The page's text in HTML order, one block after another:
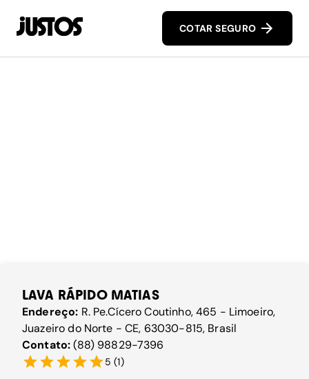
COTAR SEGURO
LAVA RÁPIDO MATIAS
Endereço: R. Pe.Cícero Coutinho, 465 - Limoeiro,
Juazeiro do Norte - CE, 63030-815, Brasil
Contato:(88) 98829-7396
5 (1)